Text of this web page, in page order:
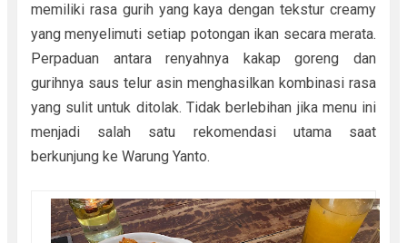
memiliki rasa gurih yang kaya dengan tekstur creamy
yang menyelimuti setiap potongan ikan secara merata.
Perpaduan antara renyahnya kakap goreng dan
gurihnya saus telur asin menghasilkan kombinasi rasa
yang sulit untuk ditolak. Tidak berlebihan jika menu ini
menjadi salah satu rekomendasi utama saat
berkunjung ke Warung Yanto.